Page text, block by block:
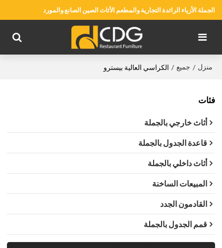
الجملة الأزياء الرائدة التجارية والمطعم الأثاث الصين الصانع والمورد
منزل / جميع / الكراسي العالية بيسترو
فئات
أثاث خارجي بالجملة
قاعدة الجدول بالجملة
أثاث داخلي بالجملة
المبيعات الساخنة
القادمون الجدد
قمم الجدول بالجملة